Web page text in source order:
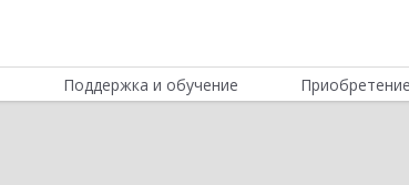
Поддержка и обучение